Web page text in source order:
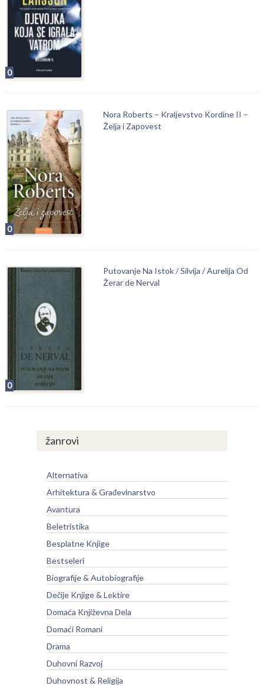
0
0
Nora Roberts – Kraljevstvo Kordine II –
Želja i Zapovest
0
Putovanje Na Istok / Silvija / Aurelija Od
Žerar de Nerval
žanrovi
Alternativa
Arhitektura & Građevinarstvo
Avantura
Beletristika
Besplatne Knjige
Bestseleri
Biografije & Autobiografije
Dečije Knjige & Lektire
Domaća Književna Dela
Domaći Romani
Drama
Duhovni Razvoj
Duhovnost & Religija